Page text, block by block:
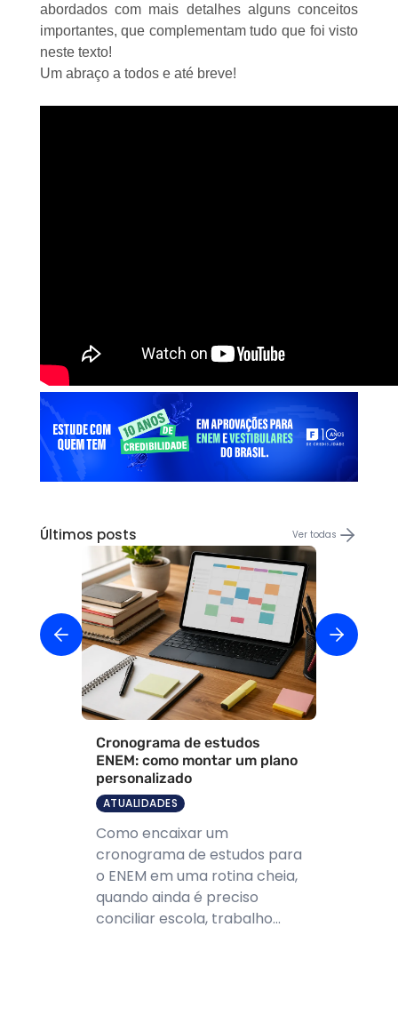
abordados com mais detalhes alguns conceitos
importantes, que complementam tudo que foi visto
neste texto!
Um abraço a todos e até breve!
Últimos posts Ver todas
Cronograma de estudos
ENEM: como montar um plano
personalizado
ATUALIDADES
Como encaixar um
cronograma de estudos para
o ENEM em uma rotina cheia,
quando ainda é preciso
conciliar escola, trabalho...